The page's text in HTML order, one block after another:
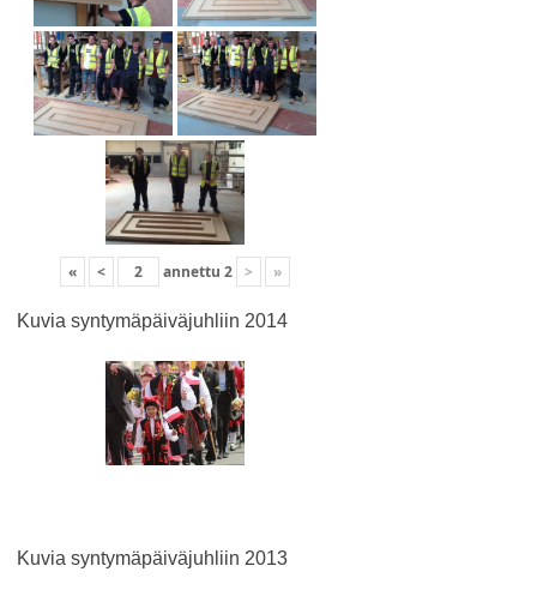
« < annettu 2 > »
Kuvia syntymäpäiväjuhliin 2014
Kuvia syntymäpäiväjuhliin 2013